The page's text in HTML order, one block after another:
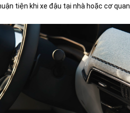
tiện khi xe đậu tại nhà hoặc cơ quan.